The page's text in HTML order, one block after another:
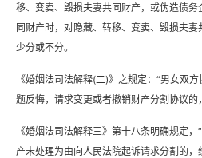
移、变卖、毁损夫妻共同财产，或伪造债
同财产时，对隐藏、转移、变卖、毁损夫
少分或不分。
《婚姻法司法解释(二)》之规定：“男女双
题反悔，请求变更或者撤销财产分割协议的
《婚姻法司法解释三》第十八条明确规定
产未处理为由向人民法院起诉请求分割的